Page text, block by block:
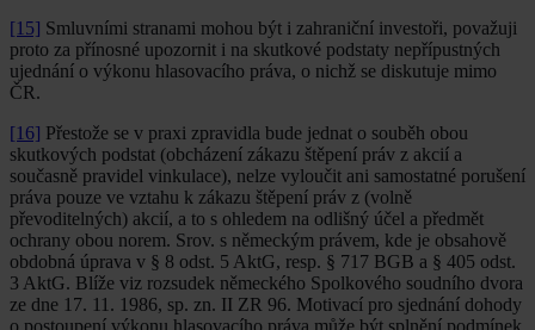
[15] Smluvními stranami mohou být i zahraniční investoři, považuji
proto za přínosné upozornit i na skutkové podstaty nepřípustných
ujednání o výkonu hlasovacího práva, o nichž se diskutuje mimo
ČR.
[16] Přestože se v praxi zpravidla bude jednat o souběh obou
skutkových podstat (obcházení zákazu štěpení práv z akcií a
současně pravidel vinkulace), nelze vyloučit ani samostatné porušení
práva pouze ve vztahu k zákazu štěpení práv z (volně
převoditelných) akcií, a to s ohledem na odlišný účel a předmět
ochrany obou norem. Srov. s německým právem, kde je obsahově
obdobná úprava v § 8 odst. 5 AktG, resp. § 717 BGB a § 405 odst.
3 AktG. Blíže viz rozsudek německého Spolkového soudního dvora
ze dne 17. 11. 1986, sp. zn. II ZR 96. Motivací pro sjednání dohody